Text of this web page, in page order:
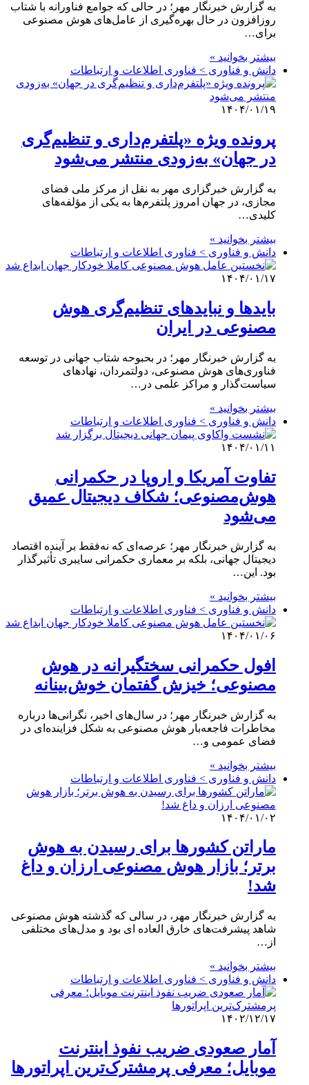
به گزارش خبرنگار مهر؛ در حالی که جوامع فناورانه با شتاب
روزافزون در حال بهره‌گیری از عامل‌های هوش مصنوعی
برای…
بیشتر بخوانید »
دانش و فناوری > فناوری اطلاعات و ارتباطات
۱۴۰۴/۰۱/۱۹
پرونده ویژه «پلتفرم‌داری و تنظیم‌گری
در جهان» به‌زودی منتشر می‌شود
به گزارش خبرگزاری مهر به نقل از مرکز ملی فضای
مجازی، در جهان امروز پلتفرم‌ها به یکی از مؤلفه‌های
کلیدی…
بیشتر بخوانید »
دانش و فناوری > فناوری اطلاعات و ارتباطات
۱۴۰۴/۰۱/۱۷
بایدها و نبایدهای تنظیم‌گری هوش
مصنوعی در ایران
به گزارش خبرنگار مهر؛ در بحبوحه شتاب جهانی در توسعه
فناوری‌های هوش مصنوعی، دولتمردان، نهادهای
سیاست‌گذار و مراکز علمی در…
بیشتر بخوانید »
دانش و فناوری > فناوری اطلاعات و ارتباطات
۱۴۰۴/۰۱/۱۱
تفاوت آمریکا و اروپا در حکمرانی
هوش‌مصنوعی؛ شکاف دیجیتال عمیق‌
می‌شود
به گزارش خبرنگار مهر؛ عرصه‌ای که نه‌فقط بر آینده اقتصاد
دیجیتال جهانی، بلکه بر معماری حکمرانی سایبری تأثیرگذار
بود. این…
بیشتر بخوانید »
دانش و فناوری > فناوری اطلاعات و ارتباطات
۱۴۰۴/۰۱/۰۶
افول حکمرانی سختگیرانه در هوش
مصنوعی؛ خیزش گفتمان خوش‌بینانه
به گزارش خبرنگار مهر؛ در سال‌های اخیر، نگرانی‌ها درباره
مخاطرات فاجعه‌بار هوش مصنوعی به شکل فزاینده‌ای در
فضای عمومی و…
بیشتر بخوانید »
دانش و فناوری > فناوری اطلاعات و ارتباطات
۱۴۰۴/۰۱/۰۲
ماراتن کشورها برای رسیدن به هوش
برتر؛ بازار هوش مصنوعی ارزان و داغ
شد!
به گزارش خبرنگار مهر، در سالی که گذشته هوش مصنوعی
شاهد پیشرفت‌های خارق العاده ای بود و مدل‌های مختلفی
از…
بیشتر بخوانید »
دانش و فناوری > فناوری اطلاعات و ارتباطات
۱۴۰۲/۱۲/۱۷
آمار صعودی ضریب نفوذ اینترنت
موبایل؛ معرفی پرمشترک‌ترین اپراتورها